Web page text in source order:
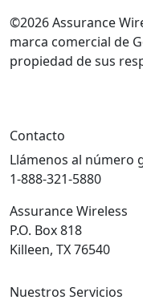
©2026 Assurance
marca comercial de
propiedad de sus
Contacto
Llámenos al número
1-888-321-5880
Assurance Wireless
P.O. Box 818
Killeen, TX 76540
Nuestros Servicios